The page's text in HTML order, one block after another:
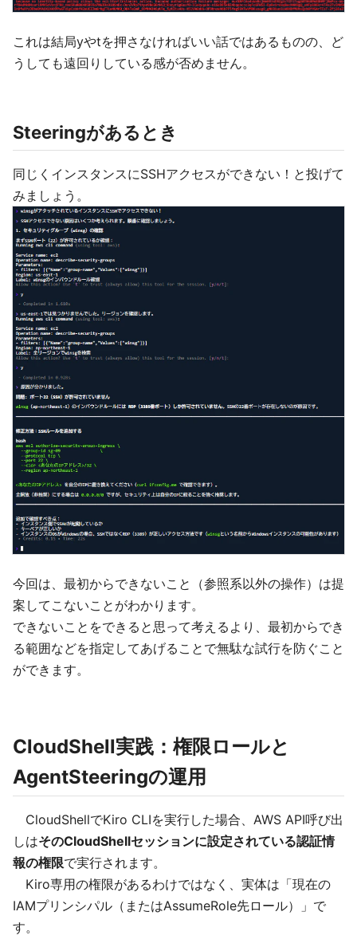
これは結局yやtを押さなければいい話ではあるものの、ど
うしても遠回りしている感が否めません。
Steeringがあるとき
同じくインスタンスにSSHアクセスができない！と投げて
みましょう。
今回は、最初からできないこと（参照系以外の操作）は提
案してこないことがわかります。
できないことをできると思って考えるより、最初からでき
る範囲などを指定してあげることで無駄な試行を防ぐこと
ができます。
CloudShell実践：権限ロールと
AgentSteeringの運用
CloudShellでKiro CLIを実行した場合、AWS API呼び出
しはそのCloudShellセッションに設定されている認証情
報の権限で実行されます。
Kiro専用の権限があるわけではなく、実体は「現在の
IAMプリンシパル（またはAssumeRole先ロール）」で
す。